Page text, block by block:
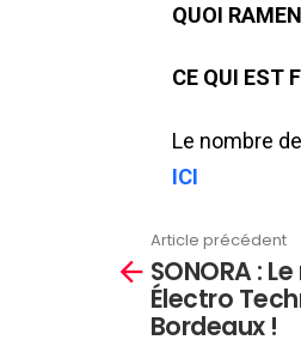
QUOI
CE QUI EST
Le nombre
ICI
savoir
Article précédent
SONORA :
Électro
Bordeaux !